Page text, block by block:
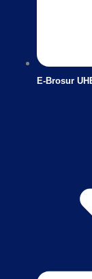
E-Brosur